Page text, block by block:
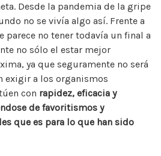
Desde la pandemia de la gripe
no se vivía algo así. Frente a
parece no tener todavía un final a
no sólo el estar mejor
ya que seguramente no será
exigir a los organismos
con rapidez, eficacia y
de favoritismos y
que es para lo que han sido